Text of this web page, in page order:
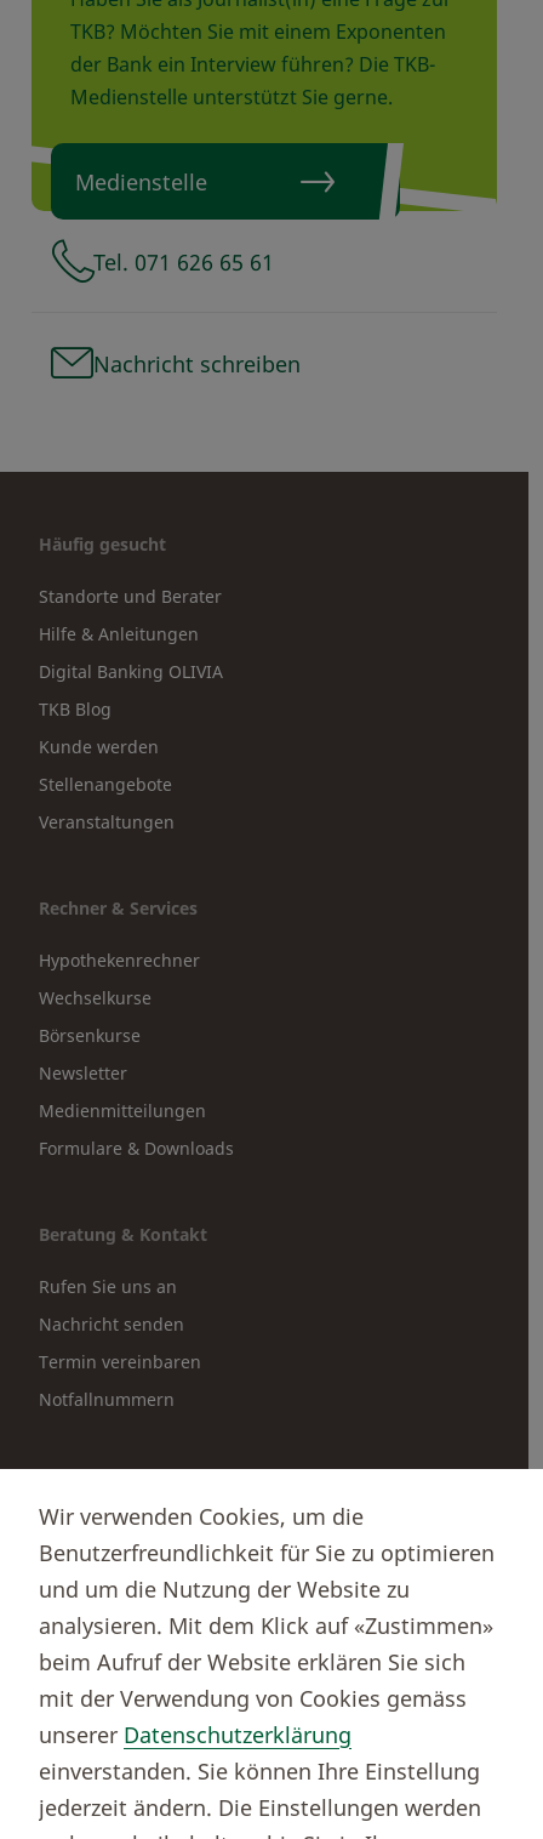
TKB? Möchten Sie mit einem Exponenten
der Bank ein Interview führen? Die TKB-
Medienstelle unterstützt Sie gerne.
Medienstelle
Tel. 071 626 65 61
Nachricht schreiben
Häufig gesucht
Standorte und Berater
Hilfe & Anleitungen
Digital Banking OLIVIA
TKB Blog
Kunde werden
Stellenangebote
Veranstaltungen
Rechner & Services
Hypothekenrechner
Wechselkurse
Börsenkurse
Newsletter
Medienmitteilungen
Formulare & Downloads
Beratung & Kontakt
Rufen Sie uns an
Nachricht senden
Termin vereinbaren
Notfallnummern
Börsenportal Yourmoney
Thurgauer Kantonalbank
Bankenclearingnr.
784
BIC (SWIFT)
KBTGCH22
Weitere TKB Nummern
Wir verwenden Cookies, um die
Benutzerfreundlichkeit für Sie zu optimieren
und um die Nutzung der Website zu
analysieren. Mit dem Klick auf «Zustimmen»
beim Aufruf der Website erklären Sie sich
mit der Verwendung von Cookies gemäss
unserer Datenschutzerklärung
einverstanden. Sie können Ihre Einstellung
jederzeit ändern. Die Einstellungen werden